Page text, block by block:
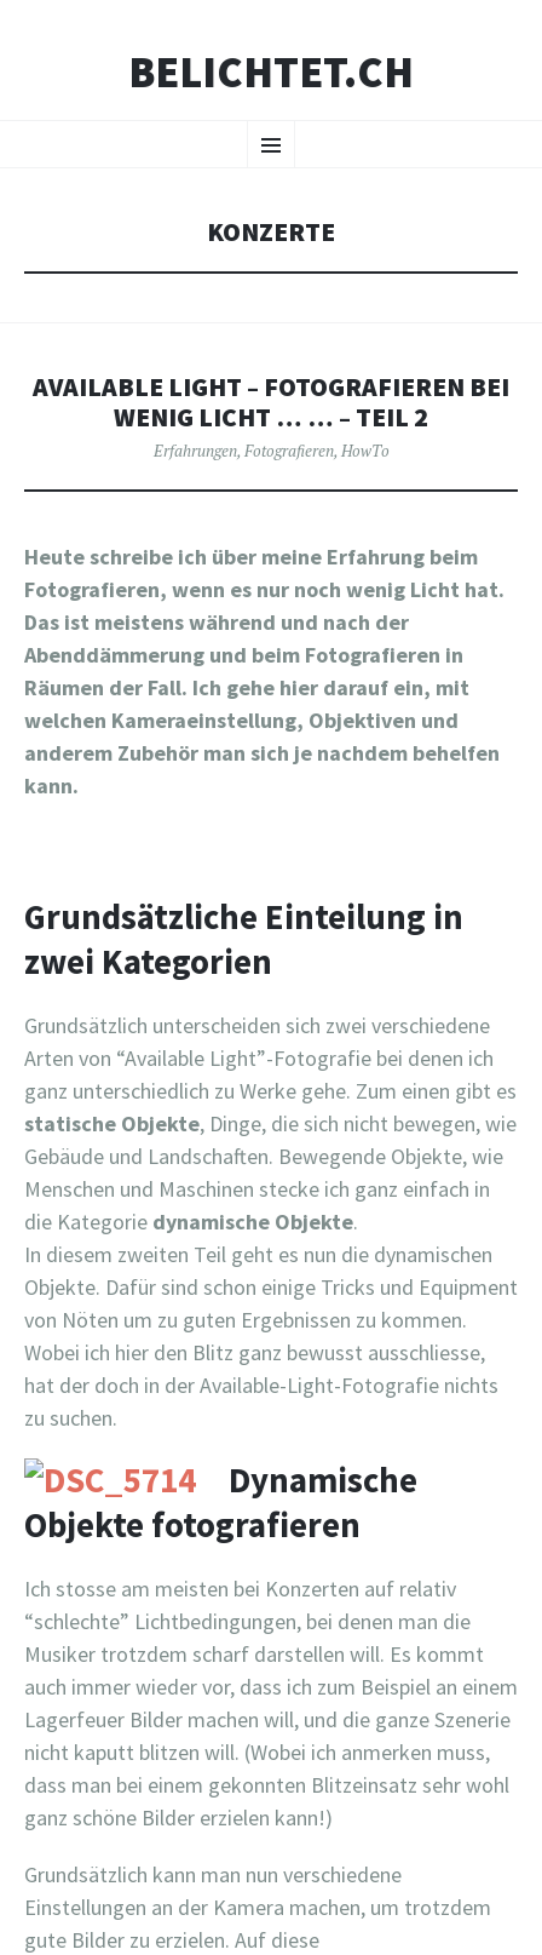
BELICHTET.CH
Menü
INHALT
KONZERTE
AVAILABLE LIGHT – FOTOGRAFIEREN BEI
WENIG LICHT … … – TEIL 2
Erfahrungen, Fotografieren, HowTo
Heute schreibe ich über meine Erfahrung beim
Fotografieren, wenn es nur noch wenig Licht hat.
Das ist meistens während und nach der
Abenddämmerung und beim Fotografieren in
Räumen der Fall. Ich gehe hier darauf ein, mit
welchen Kameraeinstellung, Objektiven und
anderem Zubehör man sich je nachdem behelfen
kann.
Grundsätzliche Einteilung in
zwei Kategorien
Grundsätzlich unterscheiden sich zwei verschiedene
Arten von “Available Light”-Fotografie bei denen ich
ganz unterschiedlich zu Werke gehe. Zum einen gibt es
statische Objekte, Dinge, die sich nicht bewegen, wie
Gebäude und Landschaften. Bewegende Objekte, wie
Menschen und Maschinen stecke ich ganz einfach in
die Kategorie dynamische Objekte.
In diesem zweiten Teil geht es nun die dynamischen
Objekte. Dafür sind schon einige Tricks und Equipment
von Nöten um zu guten Ergebnissen zu kommen.
Wobei ich hier den Blitz ganz bewusst ausschliesse,
hat der doch in der Available-Light-Fotografie nichts
zu suchen.
Dynamische
Objekte fotografieren
Ich stosse am meisten bei Konzerten auf relativ
“schlechte” Lichtbedingungen, bei denen man die
Musiker trotzdem scharf darstellen will. Es kommt
auch immer wieder vor, dass ich zum Beispiel an einem
Lagerfeuer Bilder machen will, und die ganze Szenerie
nicht kaputt blitzen will. (Wobei ich anmerken muss,
dass man bei einem gekonnten Blitzeinsatz sehr wohl
ganz schöne Bilder erzielen kann!)
Grundsätzlich kann man nun verschiedene
Einstellungen an der Kamera machen, um trotzdem
gute Bilder zu erzielen. Auf diese